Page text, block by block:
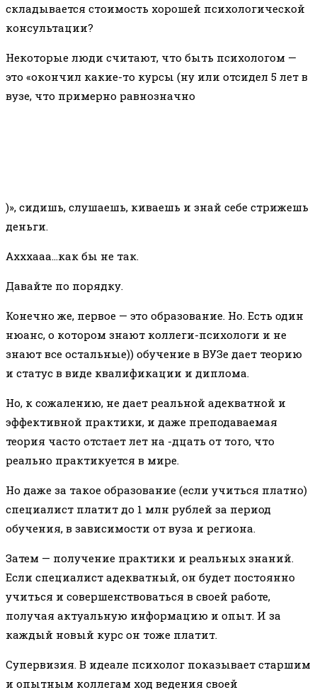
складывается стоимость хорошей психологической
консультации?
Некоторые люди считают, что быть психологом —
это «окончил какие-то курсы (ну или отсидел 5 лет в
вузе, что примерно равнозначно
)», сидишь, слушаешь, киваешь и знай себе стрижешь
деньги.
Ахххааа…как бы не так.
Давайте по порядку.
Конечно же, первое — это образование. Но. Есть один
нюанс, о котором знают коллеги-психологи и не
знают все остальные)) обучение в ВУЗе дает теорию
и статус в виде квалификации и диплома.
Но, к сожалению, не дает реальной адекватной и
эффективной практики, и даже преподаваемая
теория часто отстает лет на -дцать от того, что
реально практикуется в мире.
Но даже за такое образование (если учиться платно)
специалист платит до 1 млн рублей за период
обучения, в зависимости от вуза и региона.
Затем — получение практики и реальных знаний.
Если специалист адекватный, он будет постоянно
учиться и совершенствоваться в своей работе,
получая актуальную информацию и опыт. И за
каждый новый курс он тоже платит.
Супервизия. В идеале психолог показывает старшим
и опытным коллегам ход ведения своей